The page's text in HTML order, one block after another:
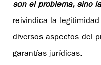
son el problema, sino
reivindica la
diversos aspectos del
garantías jurídicas.